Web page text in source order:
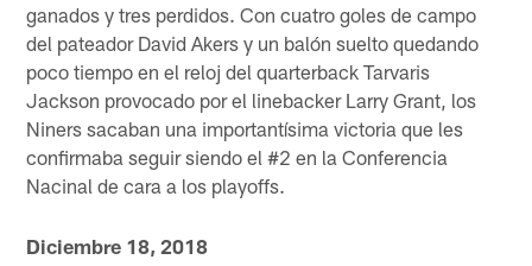
ganados y tres perdidos. Con cuatro goles de campo
del pateador David Akers y un balón suelto quedando
poco tiempo en el reloj del quarterback Tarvaris
Jackson provocado por el linebacker Larry Grant, los
Niners sacaban una importantísima victoria que les
confirmaba seguir siendo el #2 en la Conferencia
Nacinal de cara a los playoffs.
Diciembre 18, 2018